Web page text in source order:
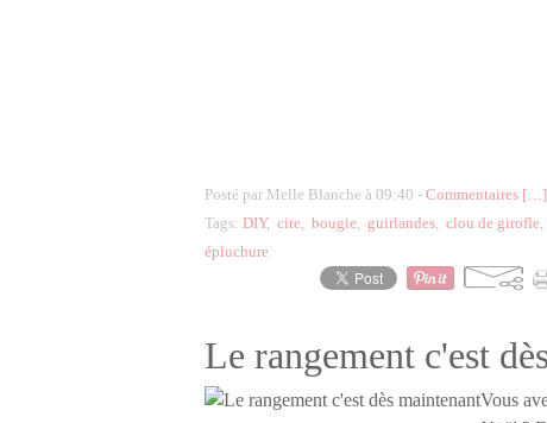
Posté par Melle Blanche à 09:40 - Commentaires […]
Tags: DIY, cire, bougie, guirlandes, clou de girofle,
épluchure
Le rangement c'est
Vous